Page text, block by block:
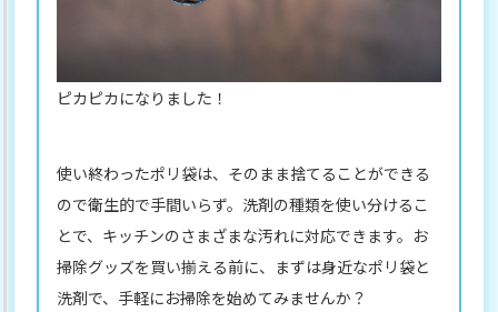
ピカピカになりました！
使い終わったポリ袋は、そのまま捨てることができる
ので衛生的で手間いらず。洗剤の種類を使い分けるこ
とで、キッチンのさまざまな汚れに対応できます。お
掃除グッズを買い揃える前に、まずは身近なポリ袋と
洗剤で、手軽にお掃除を始めてみませんか？